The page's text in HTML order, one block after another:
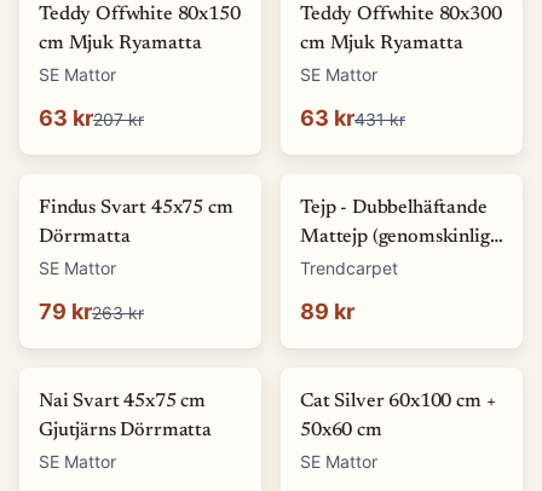
-69 %
Teddy Offwhite 80x150
cm Mjuk Ryamatta
SE Mattor
63 kr207 kr
-85 %
Teddy Offwhite 80x300
cm Mjuk Ryamatta
SE Mattor
63 kr431 kr
-70 %
Findus Svart 45x75 cm
Dörrmatta
SE Mattor
79 kr263 kr
Tejp - Dubbelhäftande
Mattejp (genomskinlig)
(Storlek: 5 x 1500 cm)
Trendcarpet
89 kr
-8 %
Nai Svart 45x75 cm
Gjutjärns Dörrmatta
SE Mattor
-67 %
Cat Silver 60x100 cm +
50x60 cm
SE Mattor